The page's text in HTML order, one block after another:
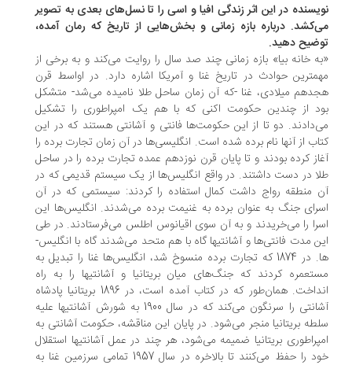
در این‌ اثر زندگی افیا و اسی را تا نسل‌های بعدی به تصویر
درباره بازه زمانی و بخش‌هایی از تاریخ که رمان آمده،
دهید.
خانه بیا» بازه زمانی چند صد سال را روایت می­‌کند و به برخی از
حوادث در تاریخ غنا و آمریکا اشاره دارد. در اواسط قرن
میلادی، غنا -که آن زمان ساحل طلا نامیده می‌­شد- متشکل
از چندین حکومت اکنی که با هم یک امپراطوری را تشکیل
دو تا از این حکومت‌­ها فانتی و آشانتی هستند که در این
از آنها نام برده شده است. انگلیسی­‌ها در آن زمان تجارت برده را
کرده بودند و تا پایان قرن نوزدهم عمده تجارت برده را در ساحل
در دست داشتند. در واقع انگلیس­‌ها از یک سیستم قدیمی که در
منطقه رواج داشت کمال استفاده را کردند: سیستمی که در آن
جنگ به عنوان برده به غنیمت برده می‌­شدند. انگلیس‌ها این
را می‌­خریدند و به آن سوی اقیانوس اطلس می­‌فرستادند. در طی
مدت فانتی‌­ها و آشانتی­ها گاه با هم متحد می‌شدند گاه با انگلیس‌­
ها. در 1874 که تجارت برده منسوخ شد، انگلیس­‌ها غنا را تبدیل به
کردند که جنگ­‌های میان بریتانیا و آشانتی­ها را به راه
انداخت. همان‌طور که در کتاب آمده است، در 1896 بریتانیا پادشاه
آشانتی را سرنگون می‌­کند که در سال 1900 به شورش آشانتی­ها علیه
بریتانیا منجر می‌شود. در پایان این مناقشه، حکومت آشانتی به
بریتانیا ضمیمه می‌­شود، هر چند در عمل آشانتی­ها استقلال
خود را حفظ می‌­کنند تا بالاخره در سال 1957 تمامی سرزمین غنا به